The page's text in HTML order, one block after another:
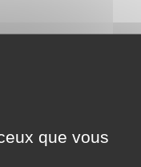
que vous